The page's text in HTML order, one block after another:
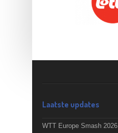
Laatste updates
WTT Europe Smash 2026